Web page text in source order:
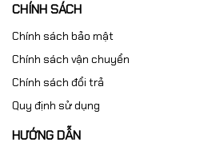
CHÍNH SÁCH
Chính sách bảo mật
Chính sách vận chuyển
Chính sách đổi trả
Quy định sử dụng
HƯỚNG DẪN